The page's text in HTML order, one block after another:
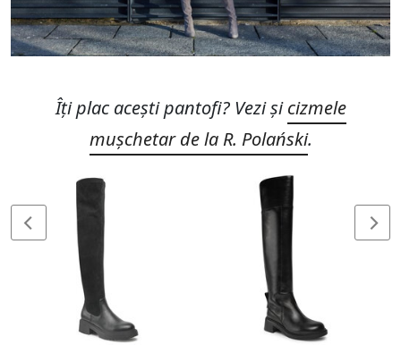
Îți plac acești pantofi? Vezi șicizmele
mușchetar de la R. Polański.